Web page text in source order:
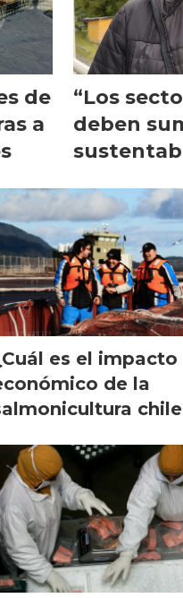
de
a
“Los
deben
es el impacto
de la